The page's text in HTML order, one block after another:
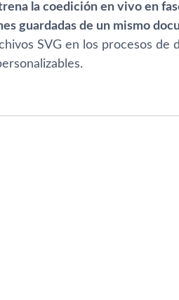
la coedición en vivo en
guardadas de un mismo
SVG en los procesos de